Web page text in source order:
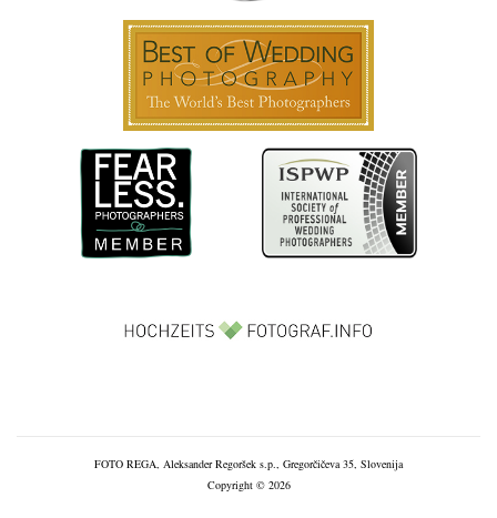
FOTO REGA, Aleksander Regoršek s.p., Gregorčičeva 35, Slovenija
Copyright © 2026